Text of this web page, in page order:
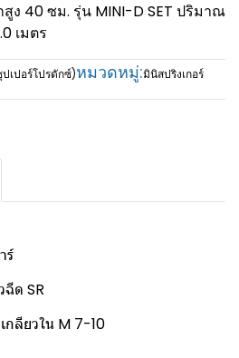
ง 40 ซม. รุ่น MINI-D SET ปริมาณ
เมตร
เปอร์โปรดักซ์)หมวดหมู่:มินิสปริงเกอร์
ร์
ด SR
กลียวใน M 7-10